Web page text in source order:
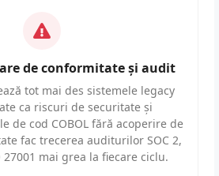
de conformitate și audit
tot mai des sistemele legacy
ca riscuri de securitate și
de cod COBOL fără acoperire de
fac trecerea auditurilor SOC 2,
27001 mai grea la fiecare ciclu.